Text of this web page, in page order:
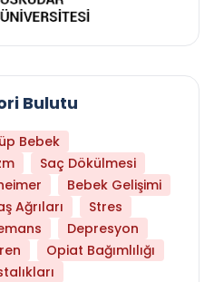
Bulutu
Bebek
Saç Dökülmesi
Bebek Gelişimi
Ağrıları
Stres
Depresyon
Opiat Bağımlılığı